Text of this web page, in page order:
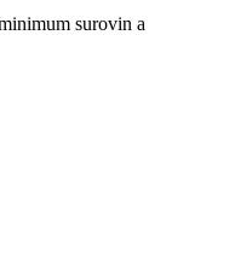
surovin a